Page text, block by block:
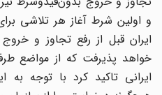
ایران قبل از رفع تجاوز و خروج
خواهد پذیرفت که از مواضع
ایرانی تاکید کرد با توجه